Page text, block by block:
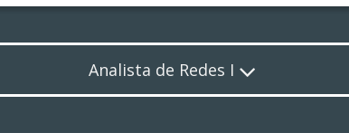
Analista de Redes I